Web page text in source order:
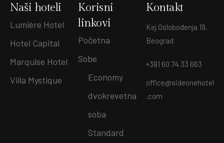
Naši hoteli
Lumière Hotel
Hotel Capital
Marquise Hotel
Villa Mystique
Korisni
linkovi
Početna
Sobe
Economy
dvokrevetna
soba
Standard
Kontakt
Kej Oslobođenja 19,
Beograd
+381 60 74 33 663
office@sideonehotel
.com